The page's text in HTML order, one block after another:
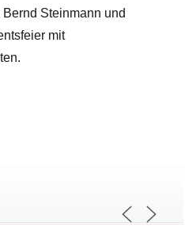
Steinmann und
mit